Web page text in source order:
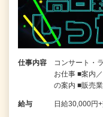
仕事内容
コンサート・
お仕事 ■案内
の案内 ■販売
給与 日給30,000円